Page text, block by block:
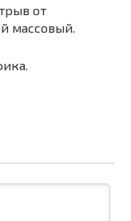
от
массовый.